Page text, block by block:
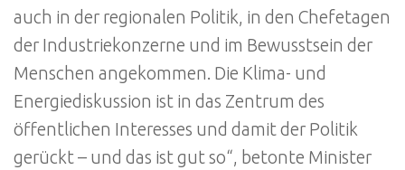
auch in der regionalen Politik, in den Chefetagen
der Industriekonzerne und im Bewusstsein der
Menschen angekommen. Die Klima- und
Energiediskussion ist in das Zentrum des
öffentlichen Interesses und damit der Politik
gerückt – und das ist gut so“, betonte Minister